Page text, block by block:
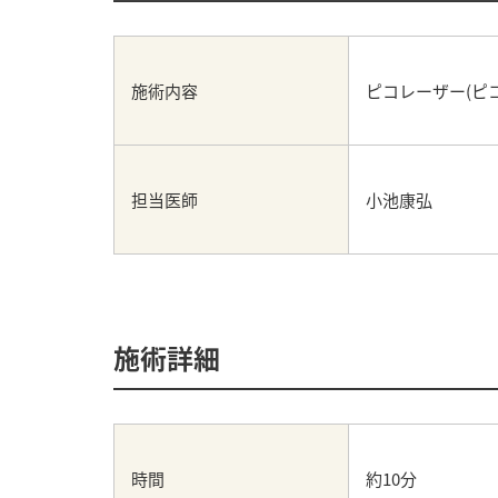
施術内容 ピコレーザー(ピ
担当医師 小池康弘
施術詳細
時間 約10分